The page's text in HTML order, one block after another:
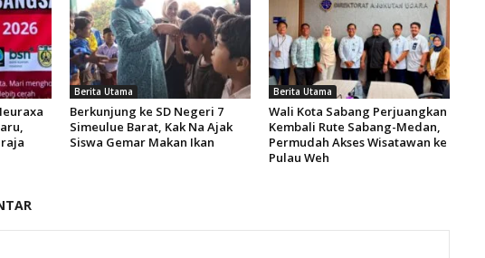
Berita Utama
Berkunjung ke SD Negeri 7
Simeulue Barat, Kak Na Ajak
Siswa Gemar Makan Ikan
Berita Utama
Wali Kota Sabang Perjuangkan
Kembali Rute Sabang-Medan,
Permudah Akses Wisatawan ke
Pulau Weh